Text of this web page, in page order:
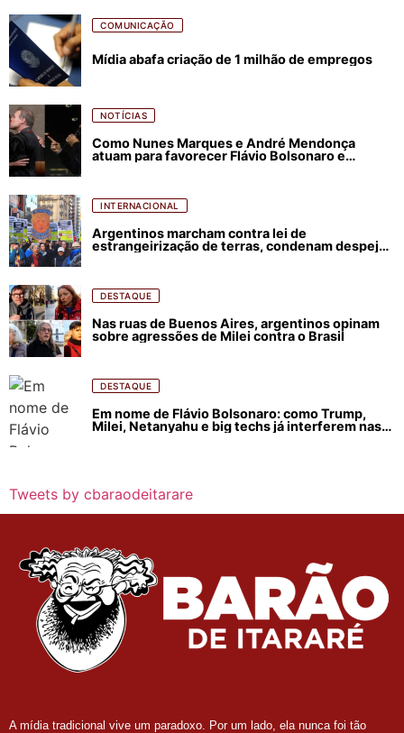
COMUNICAÇÃO
Mídia abafa criação de 1 milhão de empregos
NOTÍCIAS
Como Nunes Marques e André Mendonça
atuam para favorecer Flávio Bolsonaro e
INTERNACIONAL
Argentinos marcham contra lei de
estrangeirização de terras, condenam despejos
DESTAQUE
Nas ruas de Buenos Aires, argentinos opinam
sobre agressões de Milei contra o Brasil
DESTAQUE
Em nome de Flávio Bolsonaro: como Trump,
Milei, Netanyahu e big techs já interferem nas
Tweets by cbaraodeitarare
A mídia tradicional vive um paradoxo. Por um lado, ela nunca foi tão